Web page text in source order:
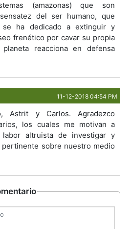
(amazonas) que son
del ser humano, que
se ha dedicado a extinguir y
frenético por cavar su propia
reacciona en defensa
11-12-2018 04:54 PM
Astrit y Carlos. Agradezco
los cuales me motivan a
altruista de investigar y
sobre nuestro medio